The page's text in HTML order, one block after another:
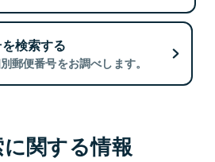
検索する
郵便番号をお調べします。
関する情報